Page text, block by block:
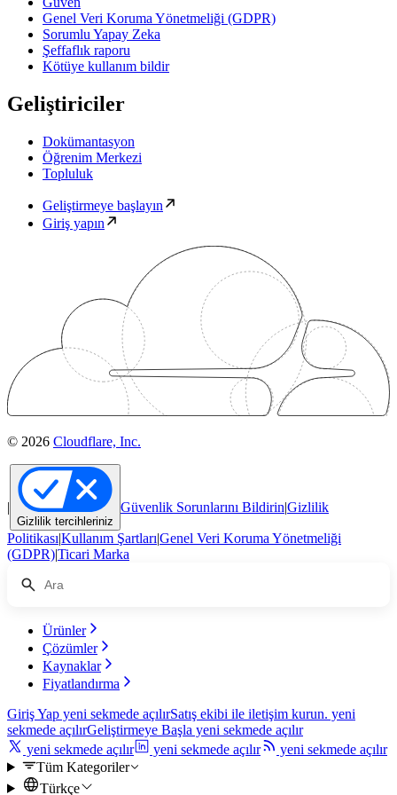
Genel Veri Koruma Yönetmeliği (GDPR)
Sorumlu Yapay Zeka
Şeffaflık raporu
Kötüye kullanım bildir
Geliştiriciler
Dokümantasyon
Öğrenim Merkezi
Topluluk
Geliştirmeye başlayın
Giriş yapın
© 2026 Cloudflare, Inc.
|
Gizlilik tercihleriniz
Güvenlik Sorunlarını Bildirin|Gizlilik
Politikası|Kullanım Şartları|Genel Veri Koruma Yönetmeliği
(GDPR)|Ticari Marka
Ürünler
Çözümler
Kaynaklar
Fiyatlandırma
Giriş Yap yeni sekmede açılırSatış ekibi ile iletişim kurun. yeni
sekmede açılırGeliştirmeye Başla yeni sekmede açılır
yeni sekmede açılır
yeni sekmede açılır
yeni sekmede açılır
Tüm Kategoriler
Türkçe